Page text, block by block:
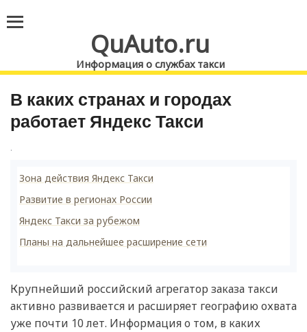
QuAuto.ru
Информация о службах такси
В каких странах и городах
работает Яндекс Такси
.
Зона действия Яндекс Такси
Развитие в регионах России
Яндекс Такси за рубежом
Планы на дальнейшее расширение сети
Крупнейший российский агрегатор заказа такси
активно развивается и расширяет географию охвата
уже почти 10 лет. Информация о том, в каких